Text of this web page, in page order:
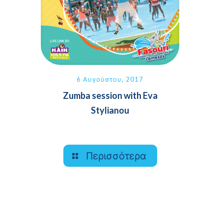
6 Αυγούστου, 2017
Zumba session with Eva
Stylianou
Περισσότερα